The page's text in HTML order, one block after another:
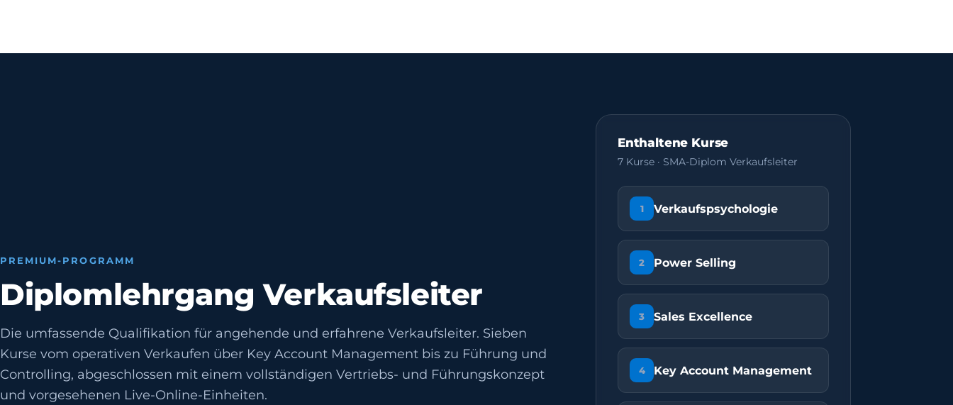
PREMIUM-PROGRAMM
Diplomlehrgang Verkaufsleiter
Die umfassende Qualifikation für angehende und erfahrene Verkaufsleiter. Sieben
Kurse vom operativen Verkaufen über Key Account Management bis zu Führung und
Controlling, abgeschlossen mit einem vollständigen Vertriebs- und Führungskonzept
und vorgesehenen Live-Online-Einheiten.
Enthaltene Kurse
7 Kurse · SMA-Diplom Verkaufsleiter
1 Verkaufspsychologie
2 Power Selling
3 Sales Excellence
4 Key Account Management